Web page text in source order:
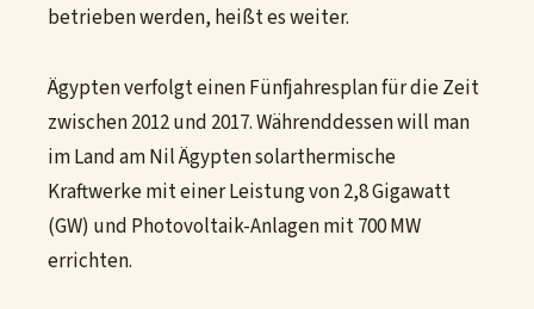
betrieben werden, heißt es weiter.
Ägypten verfolgt einen Fünfjahresplan für die Zeit
zwischen 2012 und 2017. Währenddessen will man
im Land am Nil Ägypten solarthermische
Kraftwerke mit einer Leistung von 2,8 Gigawatt
(GW) und Photovoltaik-Anlagen mit 700 MW
errichten.